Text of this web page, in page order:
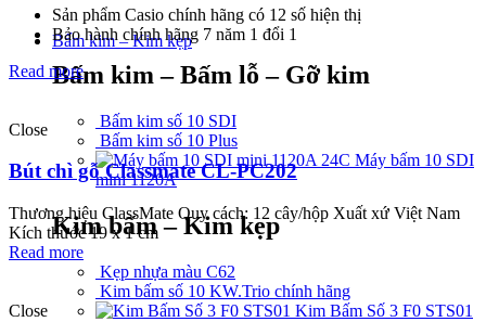
Bấm kim – Kim kẹp
Bấm kim – Bấm lỗ – Gỡ kim
Bấm kim số 10 SDI
Bấm kim số 10 Plus
Máy bấm 10 SDI
mini 1120A
Kim bấm – Kim kẹp
Kẹp nhựa màu C62
Kim bấm số 10 KW.Trio chính hãng
Kim Bấm Số 3 F0 STS01
Sản phẩm Casio chính hãng có 12 số hiện thị
Bảo hành chính hãng 7 năm 1 đổi 1
Read more
Close
Bút chì gỗ Classmate CL-PC202
Thương hiệu ClassMate Quy cách: 12 cây/hộp Xuất xứ Việt Nam
Kích thước 19 x 1 cm
Read more
Close